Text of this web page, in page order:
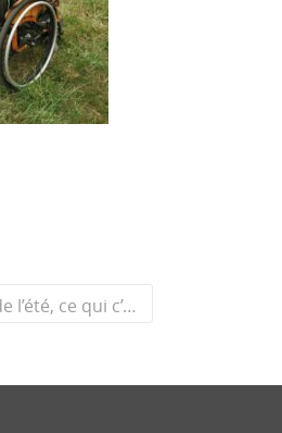
c’est passé et ce qui va arriver